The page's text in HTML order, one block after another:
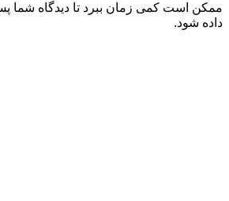
ممکن است کمی زمان ببرد تا دیدگاه شما
داده شود.